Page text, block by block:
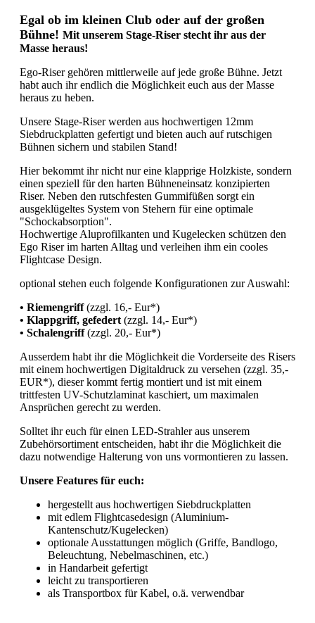
Egal ob im kleinen Club oder auf der großen
Bühne! Mit unserem Stage-Riser stecht ihr aus der
Masse heraus!
Ego-Riser gehören mittlerweile auf jede große Bühne. Jetzt
habt auch ihr endlich die Möglichkeit euch aus der Masse
heraus zu heben.
Unsere Stage-Riser werden aus hochwertigen 12mm
Siebdruckplatten gefertigt und bieten auch auf rutschigen
Bühnen sichern und stabilen Stand!
Hier bekommt ihr nicht nur eine klapprige Holzkiste, sondern
einen speziell für den harten Bühneneinsatz konzipierten
Riser. Neben den rutschfesten Gummifüßen sorgt ein
ausgeklügeltes System von Stehern für eine optimale
"Schockabsorption".
Hochwertige Aluprofilkanten und Kugelecken schützen den
Ego Riser im harten Alltag und verleihen ihm ein cooles
Flightcase Design.
optional stehen euch folgende Konfigurationen zur Auswahl:
• Riemengriff(zzgl. 16,- Eur*)
• Klappgriff, gefedert (zzgl. 14,- Eur*)
• Schalengriff(zzgl. 20,- Eur*)
Ausserdem habt ihr die Möglichkeit die Vorderseite des Risers
mit einem hochwertigen Digitaldruck zu versehen (zzgl. 35,-
EUR*), dieser kommt fertig montiert und ist mit einem
trittfesten UV-Schutzlaminat kaschiert, um maximalen
Ansprüchen gerecht zu werden.
Solltet ihr euch für einen LED-Strahler aus unserem
Zubehörsortiment entscheiden, habt ihr die Möglichkeit die
dazu notwendige Halterung von uns vormontieren zu lassen.
Unsere Features für euch:
hergestellt aus hochwertigen Siebdruckplatten
mit edlem Flightcasedesign (Aluminium-
Kantenschutz/Kugelecken)
optionale Ausstattungen möglich (Griffe, Bandlogo,
Beleuchtung, Nebelmaschinen, etc.)
in Handarbeit gefertigt
leicht zu transportieren
als Transportbox für Kabel, o.ä. verwendbar